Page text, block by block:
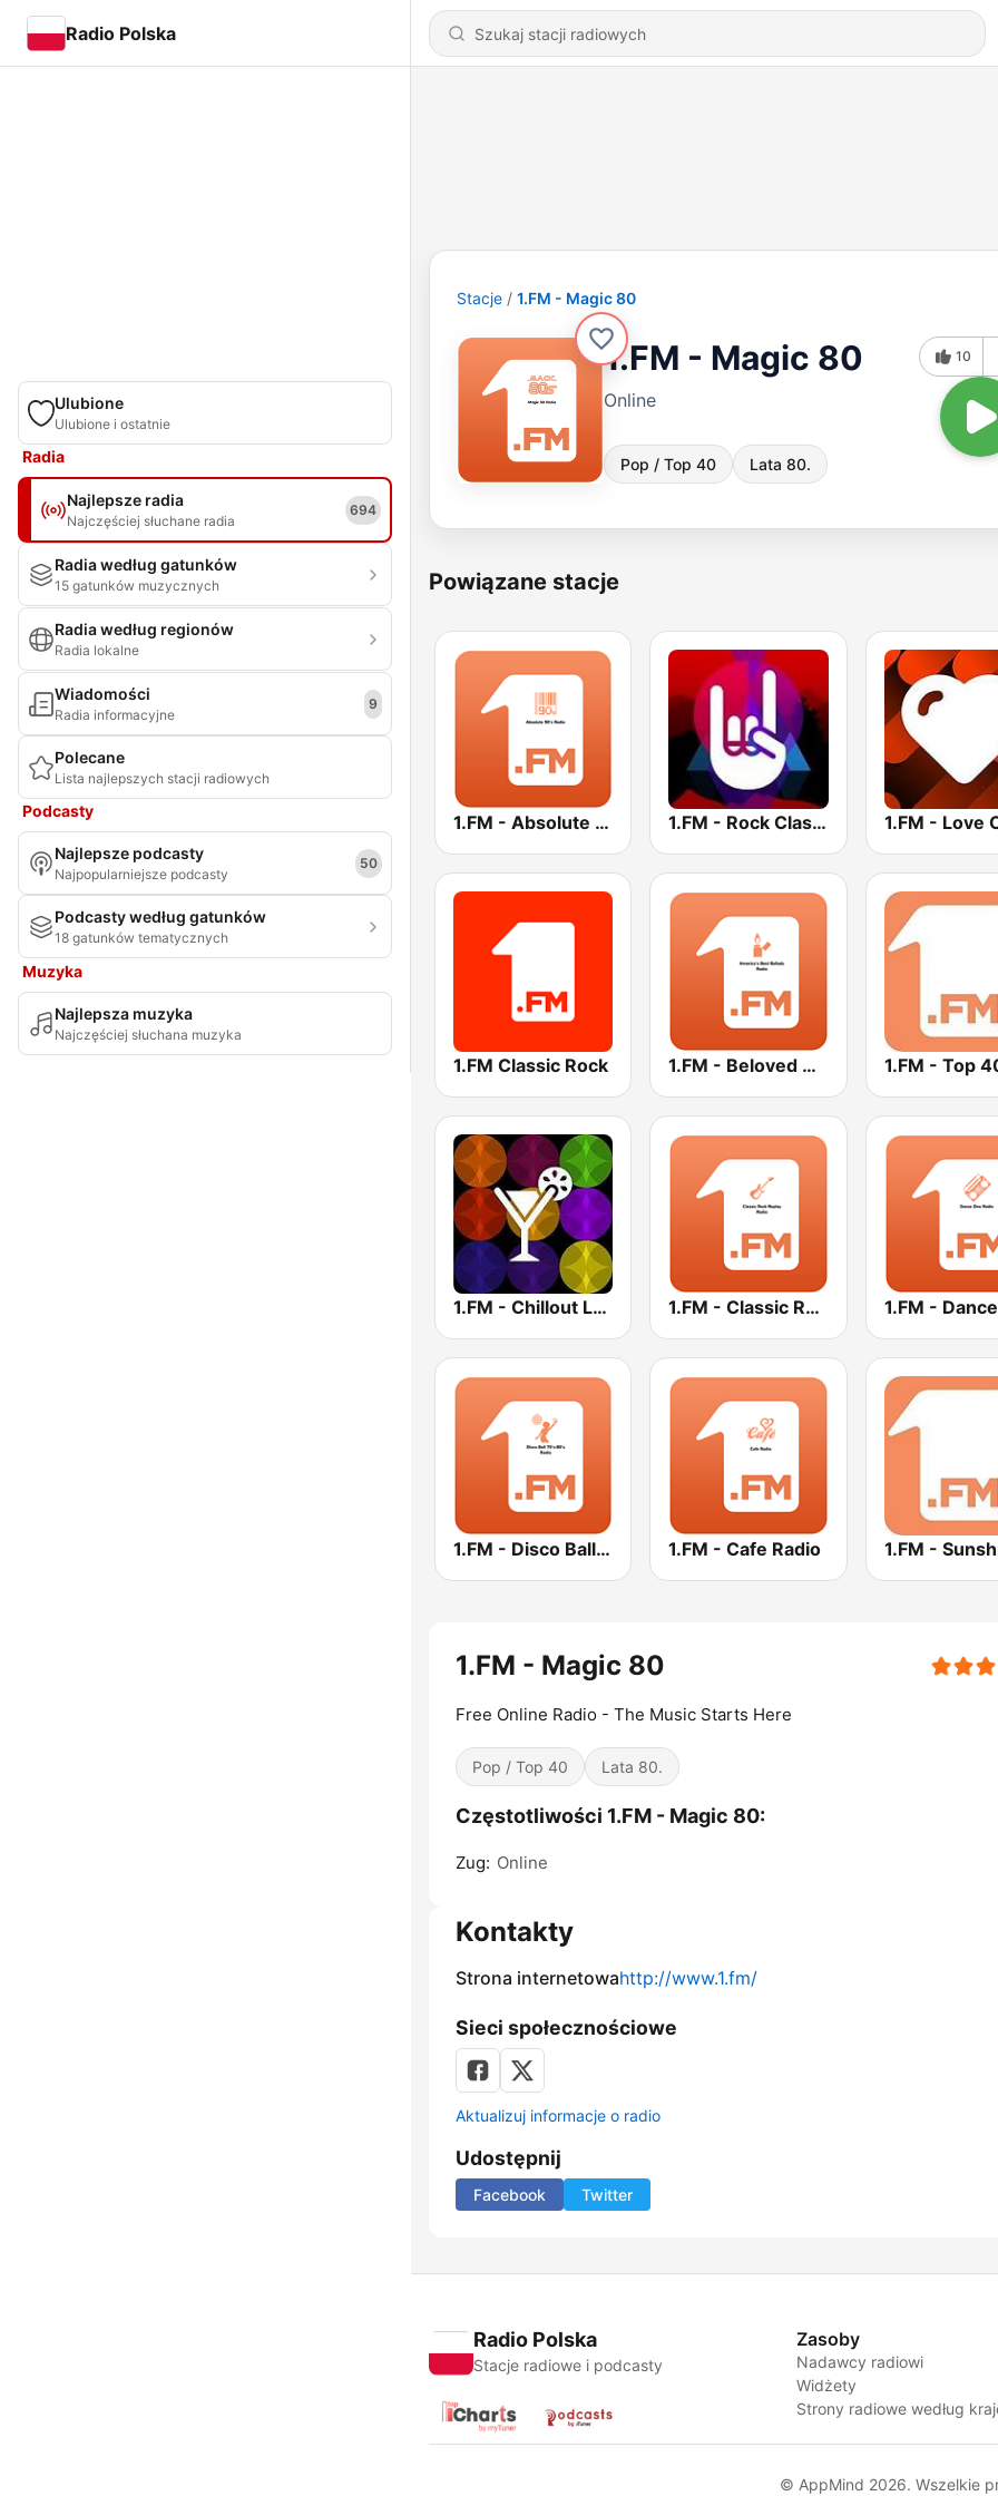
Radio Polska
Ulubione
Ulubione i ostatnie
Radia
Najlepsze radia
Najczęściej słuchane radia
694
Radia według gatunków
15 gatunków muzycznych
Radia według regionów
Radia lokalne
Wiadomości
Radia informacyjne
9
Polecane
Lista najlepszych stacji radiowych
Podcasty
Najlepsze podcasty
Najpopularniejsze podcasty
50
Podcasty według gatunków
18 gatunków tematycznych
Muzyka
Najlepsza muzyka
Najczęściej słuchana muzyka
Stacje 1.FM - Magic 80
1.FM - Magic 80
Online
Pop / Top 40 Lata 80.
10
Powiązane stacje
1.FM - Absolute 90s 1.FM - Rock Classics
1.FM Classic Rock 1.FM - Beloved Ballads 1.FM - Top
1.FM - Chillout Lounge 1.FM - Classic Rock Replay 1.FM -
1.FM - Disco Ball 70s & 80s 1.FM - Cafe Radio 1.FM -
1.FM - Magic 80
Free Online Radio - The Music Starts Here
Pop / Top 40 Lata 80.
Częstotliwości 1.FM - Magic 80:
Zug: Online
Kontakty
Strona internetowahttp://www.1.fm/
Sieci społecznościowe
Aktualizuj informacje o radio
Udostępnij
Facebook Twitter
Radio Polska
Stacje radiowe i podcasty
Zasoby
Nadawcy radiowi
Widżety
Strony radiowe według
© AppMind 2026. Wszelkie